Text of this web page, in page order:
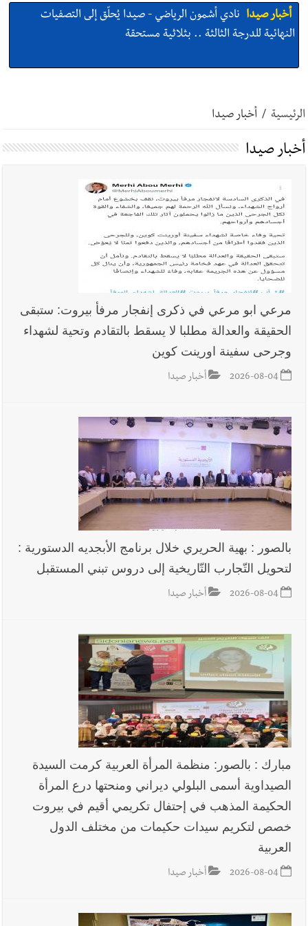
أخبار صيدا النائب اسامه سعد تناول في مؤتمر صحافي اقتراح قانون
كان قدمه بعنوان قيم العدالة في تجريم العنصرية الصهيونية : لبنان
أخبار صيدا بالصور : حدائق ثانوية السفير تزهر فرحًا وفخرًا احتفالًا
أخبار لبنان بالصور: الجيش اللبناني تفكيك صواريخ وقنابل طيران
غير منفجرة من مخلفات العدوان الإسرائيلي
أخبار لبنان الجيش اللبناني : تفجير ذخائر غير منفجرة
أخبار لبنان
الطقس غدا غائم جزئيا مع انخفاض طفيف بالحرارة
جبلا وداخلا
توقيف 6 مروّجين وضبط كميات من المخدّرات
أخبار لبنان جنبلاط: هل أصبحت السلطة اللبنانية تنفذ أوامر رام
الله؟
أخبار العالم الرئيس الأميركي ترامب يحذّر إيران من ضربة قوية...
وإعلام إيراني: الاتّفاق مع عُمان مؤجّل ما دامت التهديدات مستمرّة
أخبار صيدا طنبوريت -قضاء صيدا تفتتح مهرجاناتها الصيفية
وبرنامج حافل وسهرات ممتعة...شاركونا الفرحة
أخبار صيدا
نادي أشمون الرياضي - صيدا يُحلّق إلى التصفيات
النهائية للدرجة الثالثة .. بثلاثية مستحقة
الرئيسية / أخبار صيدا
أخبار صيدا
مرعي ابو مرعي في ذكرى إنفجار مرفأ بيروت: ستبقى
الحقيقة والعدالة مطلبا لا يسقط بالتقادم وتحية لشهداء
وجرحى سفينة اورينت كوين
2026-08-04 أخبار صيدا
بالصور : بهية الحريري خلال برنامج الأبجديه الدستورية :
لتحويل التّجارب التّاريخية إلى دروس تبني المستقبل
2026-08-04 أخبار صيدا
مبارك : بالصور: منظمة المرأة العربية كرمت السيدة
الصيداوية أسمى البلولي ديراني ومنحتها درع المرأة
الحكيمة المذهب في إحتفال تكريمي أقيم في بيروت
خصص لتكريم سيدات حكيمات من مختلف الدول
العربية
2026-08-04 أخبار صيدا